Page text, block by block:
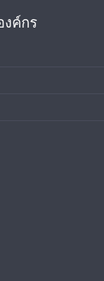
งค์กร